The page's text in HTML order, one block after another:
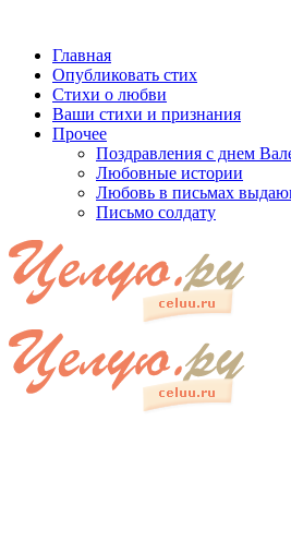
Главная
Опубликовать стих
Стихи о любви
Ваши стихи и признания
Прочее
Поздравления с днем
Любовные истории
Любовь в письмах
Письмо солдату